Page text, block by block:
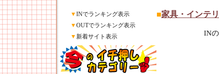
▼INでランキング表示
▼OUTでランキング表示
▼新着サイト表示
■家具・インテ
IN